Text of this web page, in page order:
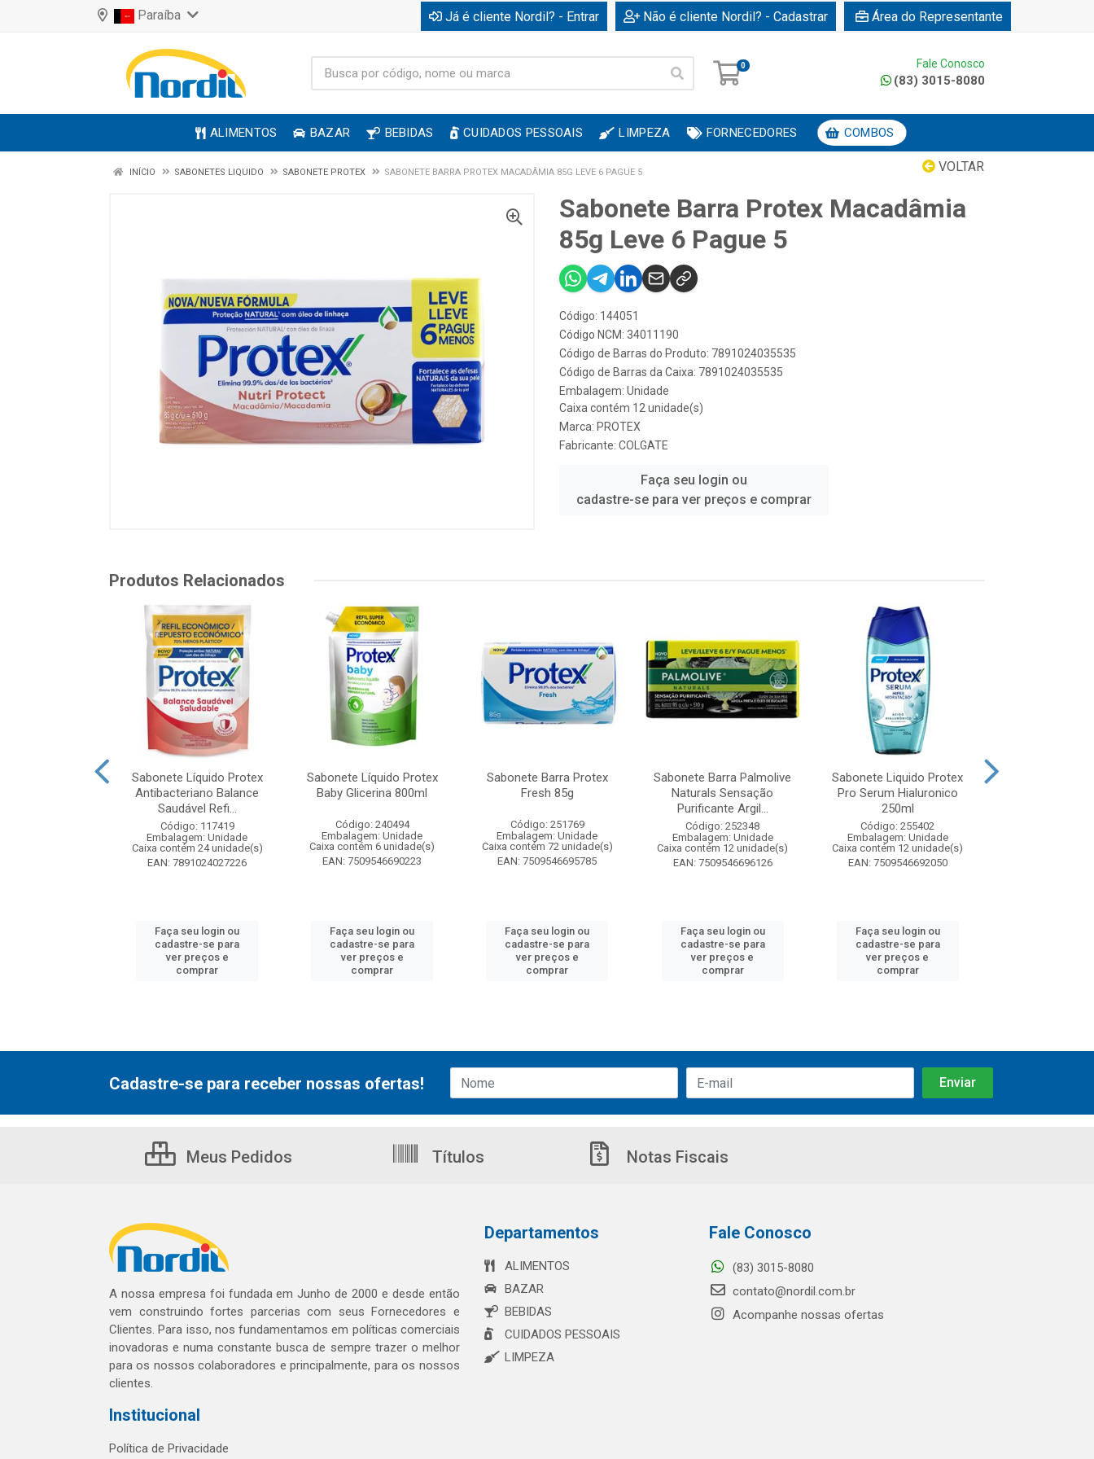
Paraíba Já é cliente Nordil? - Entrar Não é cliente Nordil? - Cadastrar Área do Representante
0 Fale Conosco
(83) 3015-8080
ALIMENTOS BAZAR BEBIDAS CUIDADOS PESSOAIS LIMPEZA FORNECEDORES COMBOS
VOLTAR
INÍCIO SABONETES LIQUIDO SABONETE PROTEX SABONETE BARRA PROTEX MACADÂMIA 85G LEVE 6 PAGUE 5
Sabonete Barra Protex Macadâmia
85g Leve 6 Pague 5
Código: 144051
Código NCM: 34011190
Código de Barras do Produto: 7891024035535
Código de Barras da Caixa: 7891024035535
Embalagem: Unidade
Caixa contém 12 unidade(s)
Marca: PROTEX
Fabricante: COLGATE
Faça seu login ou
cadastre-se para ver preços e comprar
Produtos Relacionados
Sabonete Líquido Protex
Antibacteriano Balance
Saudável Refi...
Código: 117419
Embalagem: Unidade
Caixa contém 24 unidade(s)
EAN: 7891024027226
Faça seu login ou
cadastre-se para
ver preços e
comprar
Sabonete Líquido Protex
Baby Glicerina 800ml
Código: 240494
Embalagem: Unidade
Caixa contém 6 unidade(s)
EAN: 7509546690223
Faça seu login ou
cadastre-se para
ver preços e
comprar
Sabonete Barra Protex
Fresh 85g
Código: 251769
Embalagem: Unidade
Caixa contém 72 unidade(s)
EAN: 7509546695785
Faça seu login ou
cadastre-se para
ver preços e
comprar
Sabonete Barra Palmolive
Naturals Sensação
Purificante Argil...
Código: 252348
Embalagem: Unidade
Caixa contém 12 unidade(s)
EAN: 7509546696126
Faça seu login ou
cadastre-se para
ver preços e
comprar
Sabonete Liquido Protex
Pro Serum Hialuronico
250ml
Código: 255402
Embalagem: Unidade
Caixa contém 12 unidade(s)
EAN: 7509546692050
Faça seu login ou
cadastre-se para
ver preços e
comprar
Cadastre-se para receber nossas ofertas!
Meus Pedidos Títulos Notas Fiscais
A nossa empresa foi fundada em Junho de 2000 e desde então
vem construindo fortes parcerias com seus Fornecedores e
Clientes. Para isso, nos fundamentamos em políticas comerciais
inovadoras e numa constante busca de sempre trazer o melhor
para os nossos colaboradores e principalmente, para os nossos
clientes.
Institucional
Política de Privacidade
Departamentos
ALIMENTOS
BAZAR
BEBIDAS
CUIDADOS PESSOAIS
LIMPEZA
Fale Conosco
(83) 3015-8080
contato@nordil.com.br
Acompanhe nossas ofertas